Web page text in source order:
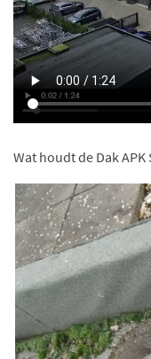
Wat houdt de Dak APK